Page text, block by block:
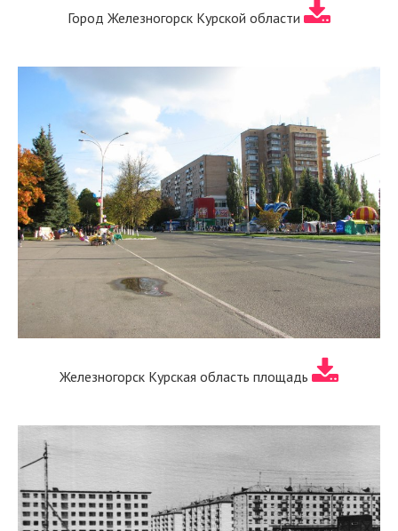
Город Железногорск Курской области
Железногорск Курская область площадь